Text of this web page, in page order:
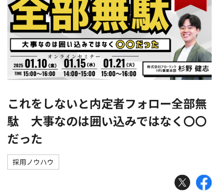
これをしないと内定者フォロー全部無
駄 大事なのは囲い込みではなく〇〇
だった
採用ノウハウ